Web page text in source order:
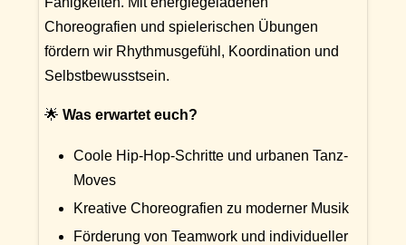
Choreografien und spielerischen Übungen
fördern wir Rhythmusgefühl, Koordination und
Selbstbewusstsein.
🌟 Was erwartet euch?
Coole Hip-Hop-Schritte und urbanen Tanz-
Moves
Kreative Choreografien zu moderner Musik
Förderung von Teamwork und individueller